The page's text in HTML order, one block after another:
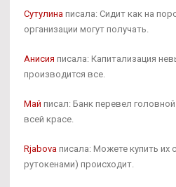
Сутулина писала: Сидит как на
организации могут получать.
Анисия писала: Капитализация
производится все.
Май писал: Банк перевел
всей красе.
Rjabova писала: Можете купить их
рутокенами) происходит.